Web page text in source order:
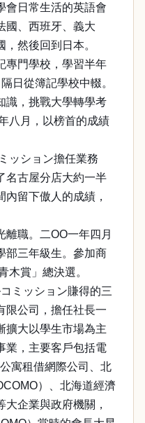
會日常生活的英語會
國、西班牙、義大
然後回到日本。
專門學校，學習半年
日從簿記學校中輟。
識，挑戰大學轉學考
八月，以榜首的成績
ッション擔任業務
名古屋分店大約一半
留下傲人的成績，
離職。二OO一年四月
部三年級生。參加商
木賞」總決選。
ミッション賺得的三
限公司，擔任社長一
擴大以學生市場為主
業，主要客戶包括電
寓租借網際公司、北
）、北海道經濟
企業與政府機關，